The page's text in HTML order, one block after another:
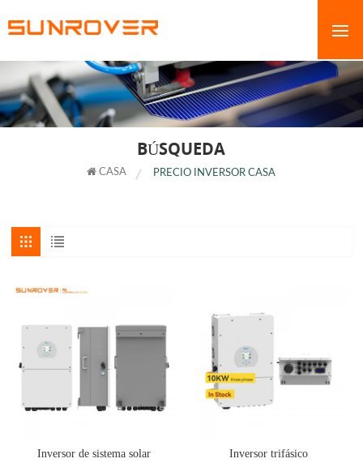
BÚSQUEDA
CASA PRECIO INVERSOR CASA
Inversor de sistema solar Inversor trifásico